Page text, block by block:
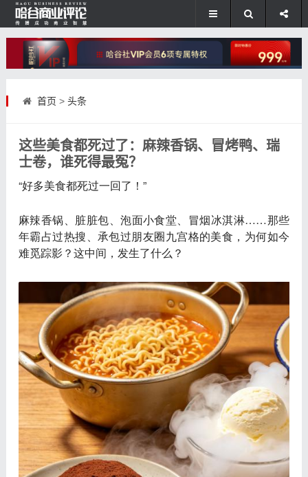
首页 > 头条
这些美食都死过了：麻辣香锅、冒烤鸭、瑞
士卷，谁死得最冤？
“好多美食都死过一回了！”
麻辣香锅、脏脏包、泡面小食堂、冒烟冰淇淋……那些
年霸占过热搜、承包过朋友圈九宫格的美食，为何如今
难觅踪影？这中间，发生了什么？